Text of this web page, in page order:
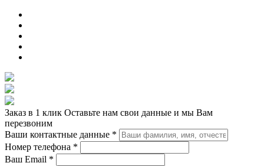
Заказ в 1 клик Оставьте нам свои данные и мы Вам
перезвоним
Ваши контактные данные *
Номер телефона *
Ваш Email *